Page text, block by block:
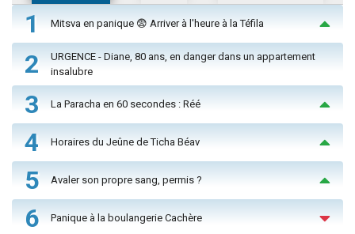
1 Mitsva en panique 😨 Arriver à l'heure à la Téfila
2
URGENCE - Diane, 80 ans, en danger dans un appartement
insalubre
3 La Paracha en 60 secondes : Réé
4 Horaires du Jeûne de Ticha Béav
5 Avaler son propre sang, permis ?
6 Panique à la boulangerie Cachère